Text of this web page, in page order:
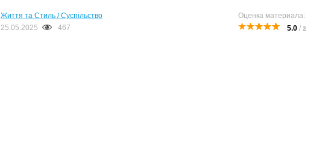
Оценка материала:
5.0 / 2
Життя та Стиль / Суспільство
25.05.2025
467